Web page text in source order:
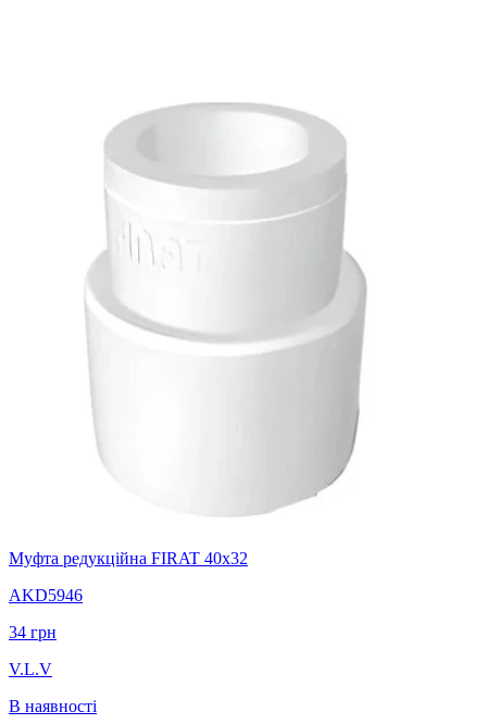
Муфта редукційна FIRAT 40х32
AKD5946
34 грн
V.L.V
В наявності